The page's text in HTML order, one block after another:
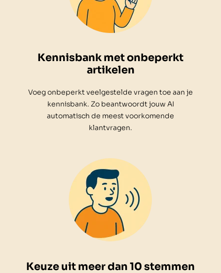
Kennisbank met onbeperkt
artikelen
Voeg onbeperkt veelgestelde vragen toe aan je
kennisbank. Zo beantwoordt jouw AI
automatisch de meest voorkomende
klantvragen.
Keuze uit meer dan 10 stemmen